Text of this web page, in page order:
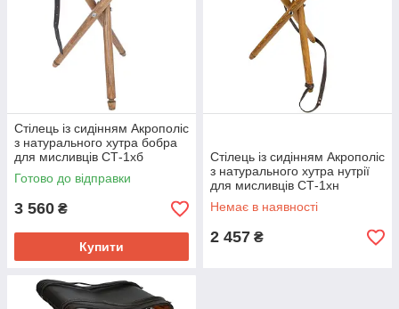
Стілець із сидінням Акрополіс
з натурального хутра бобра
для мисливців СТ-1хб
Готово до відправки
3 560 ₴
Купити
Стілець із сидінням Акрополіс
з натурального хутра нутрії
для мисливців СТ-1хн
Немає в наявності
2 457 ₴